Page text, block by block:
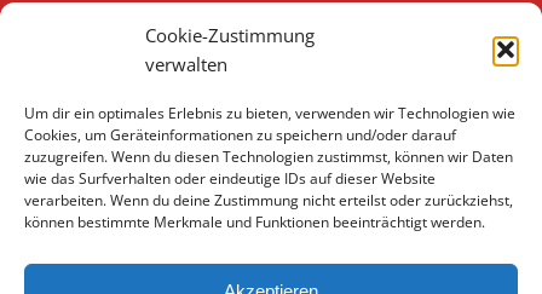
Cookie-Zustimmung
verwalten
Um dir ein optimales Erlebnis zu bieten, verwenden wir Technologien wie
Cookies, um Geräteinformationen zu speichern und/oder darauf
zuzugreifen. Wenn du diesen Technologien zustimmst, können wir Daten
wie das Surfverhalten oder eindeutige IDs auf dieser Website
verarbeiten. Wenn du deine Zustimmung nicht erteilst oder zurückziehst,
können bestimmte Merkmale und Funktionen beeinträchtigt werden.
Unsere weiteren Sponsoren & Partner finden Sie hier:
Sponsoren & Partner 2026